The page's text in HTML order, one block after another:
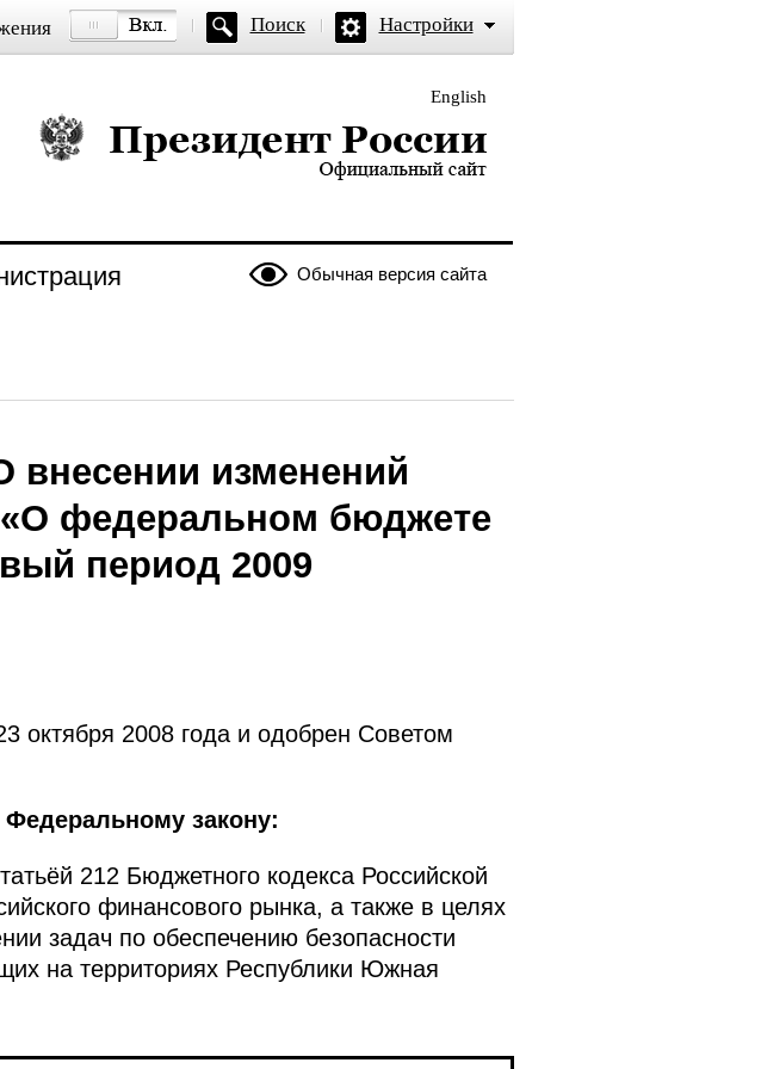
Поиск Настройки
English
Президент России — официальный сайт
Обычная версия сайта
внесении изменений
федеральном бюджете
период 2009
октября 2008 года и одобрен Советом
Федеральному закону:
212 Бюджетного кодекса Российской
финансового рынка, а также в целях
задач по обеспечению безопасности
на территориях Республики Южная